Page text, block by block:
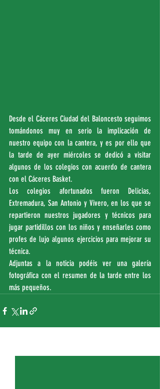
Desde el Cáceres Ciudad del Baloncesto seguimos
tomándonos muy en serio la implicación de
nuestro equipo con la cantera, y es por ello que
la tarde de ayer miércoles se dedicó a visitar
algunos de los colegios con acuerdo de cantera
con el Cáceres Basket.
Los colegios afortunados fueron Delicias,
Extremadura, San Antonio y Vivero, en los que se
repartieron nuestros jugadores y técnicos para
jugar partidillos con los niños y enseñarles como
profes de lujo algunos ejercicios para mejorar su
técnica.
Adjuntas a la noticia podéis ver una galería
fotográfica con el resumen de la tarde entre los
más pequeños.